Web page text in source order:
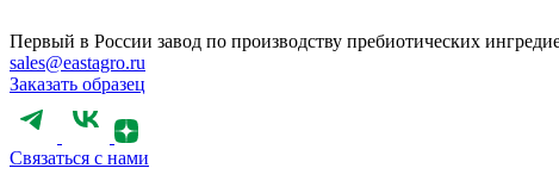
Первый в России завод по производству пребиотических
sales@eastagro.ru
Заказать образец
Связаться с нами